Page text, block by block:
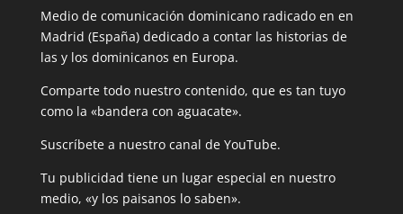
Medio de comunicación dominicano radicado en en
Madrid (España) dedicado a contar las historias de
las y los dominicanos en Europa.
Comparte todo nuestro contenido, que es tan tuyo
como la «bandera con aguacate».
Suscríbete a nuestro canal de YouTube.
Tu publicidad tiene un lugar especial en nuestro
medio, «y los paisanos lo saben».